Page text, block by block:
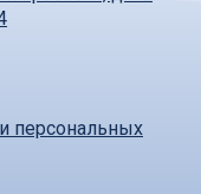
персональных